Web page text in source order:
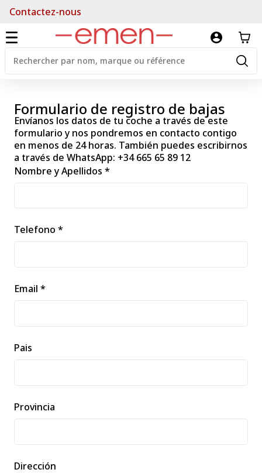
Contactez-nous
Formulario de registro de bajas
Envíanos los datos de tu coche a través de este
formulario y nos pondremos en contacto contigo
en menos de 24 horas. También puedes escribirnos
a través de WhatsApp: +34 665 65 89 12
Nombre y Apellidos *
Telefono *
Email *
Pais
Provincia
Dirección